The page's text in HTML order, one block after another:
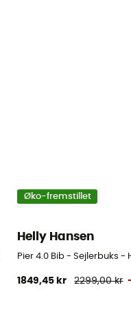
Øko-fremstillet
Helly Hansen
Pier 4.0 Bib - Sejlerbuks -
1849,45 kr 2299,00 kr